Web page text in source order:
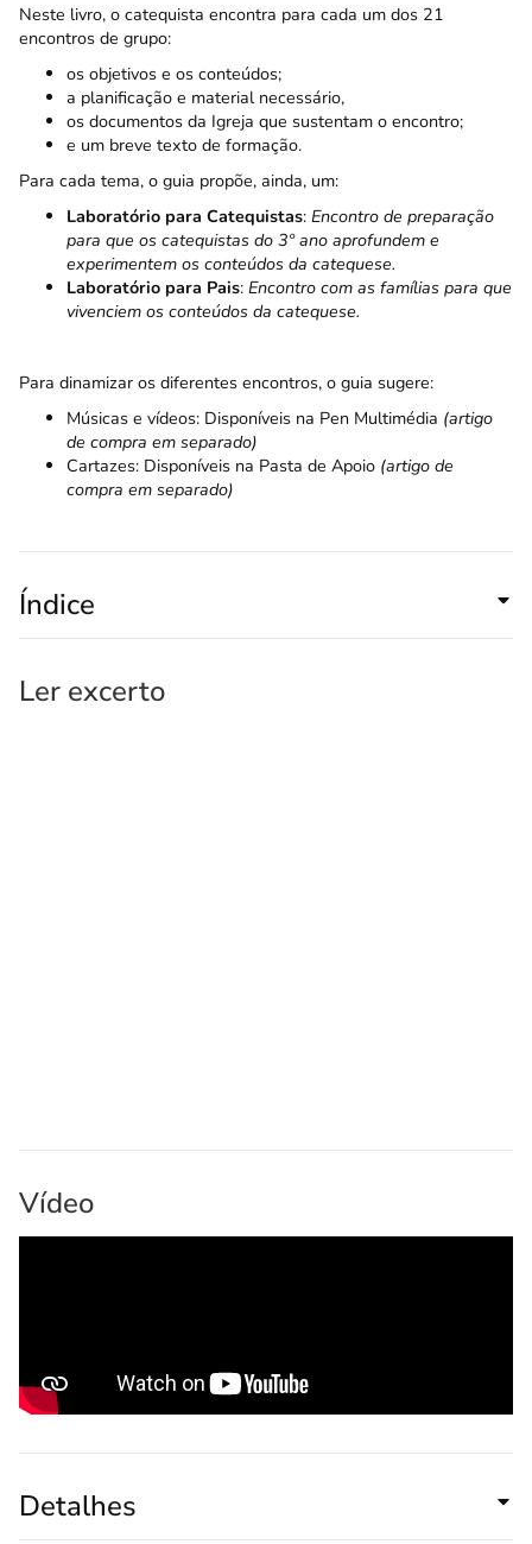
Neste livro, o catequista encontra para cada um dos 21
encontros de grupo:
os objetivos e os conteúdos;
a planificação e material necessário,
os documentos da Igreja que sustentam o encontro;
e um breve texto de formação.
Para cada tema, o guia propõe, ainda, um:
Laboratório para Catequistas: Encontro de preparação
para que os catequistas do 3º ano aprofundem e
experimentem os conteúdos da catequese.
Laboratório para Pais: Encontro com as famílias para que
vivenciem os conteúdos da catequese.
Para dinamizar os diferentes encontros, o guia sugere:
Músicas e vídeos: Disponíveis na Pen Multimédia (artigo
de compra em separado)
Cartazes: Disponíveis na Pasta de Apoio (artigo de
compra em separado)
Índice
Ler excerto
Vídeo
Detalhes